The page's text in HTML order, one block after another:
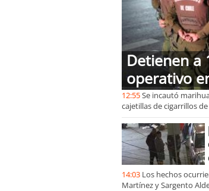
Detienen a
operativo
12:55Se incautó
cajetillas de cigarrillos
14:03 Los hechos
Martínez y Sargento